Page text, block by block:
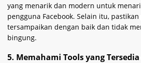
yang menarik dan modern untuk
pengguna Facebook. Selain itu,
tersampaikan dengan baik dan tidak
bingung.
5. Memahami Tools yang